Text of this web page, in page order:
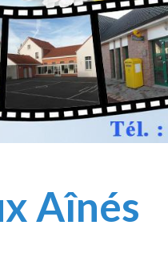
Aînés